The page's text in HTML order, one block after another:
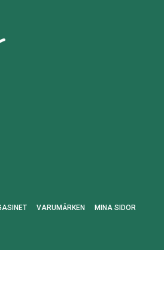
VARUMÄRKEN MINA SIDOR